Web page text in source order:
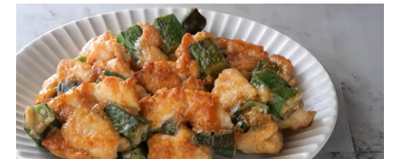
♪」「まるめし」